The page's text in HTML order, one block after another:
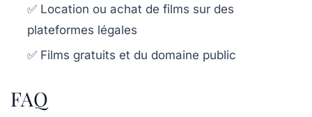
✅ Location ou achat de films sur des
plateformes légales
✅ Films gratuits et du domaine public
FAQ